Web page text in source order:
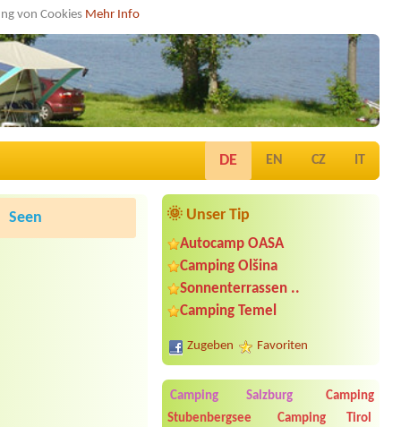
von Cookies Mehr Info
DE EN CZ IT
🌞 Unser Tip
Autocamp OASA
Camping Olšina
Sonnenterrassen ..
Camping Temel
Zugeben Favoriten
Camping Salzburg
Camping
Stubenbergsee
Camping Tirol
Seen